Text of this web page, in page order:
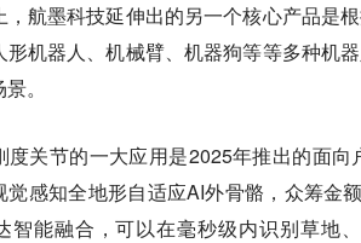
，航墨科技延伸出的另一个核心产品是
形机器人、机械臂、机器狗等等多种机
。
度关节的一大应用是2025年推出的面
觉感知全地形自适应AI外骨骼，众筹金
智能融合，可以在毫秒级内识别草地